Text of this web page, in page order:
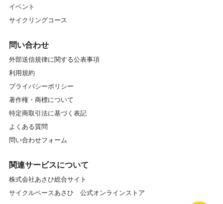
イベント
サイクリングコース
問い合わせ
外部送信規律に関する公表事項
利用規約
プライバシーポリシー
著作権・商標について
特定商取引法に基づく表記
よくある質問
問い合わせフォーム
関連サービスについて
株式会社あさひ総合サイト
サイクルベースあさひ 公式オンラインストア